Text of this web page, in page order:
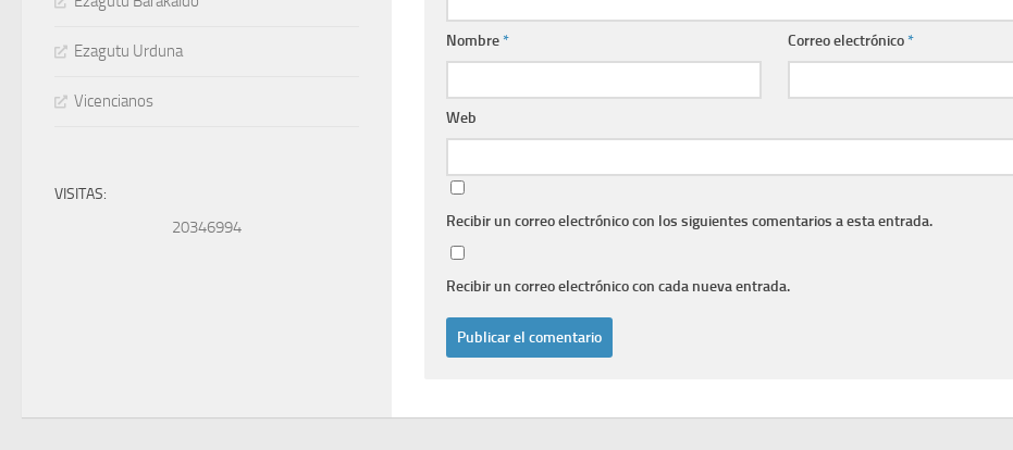
Nombre* Correo electrónico*
Web
Recibir un correo electrónico con los siguientes comentarios a esta entrada.
Recibir un correo electrónico con cada nueva entrada.
Ezagutu Urduna
Vicencianos
VISITAS:
20346994